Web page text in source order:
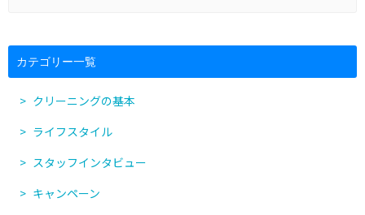
カテゴリー一覧
クリーニングの基本
ライフスタイル
スタッフインタビュー
キャンペーン